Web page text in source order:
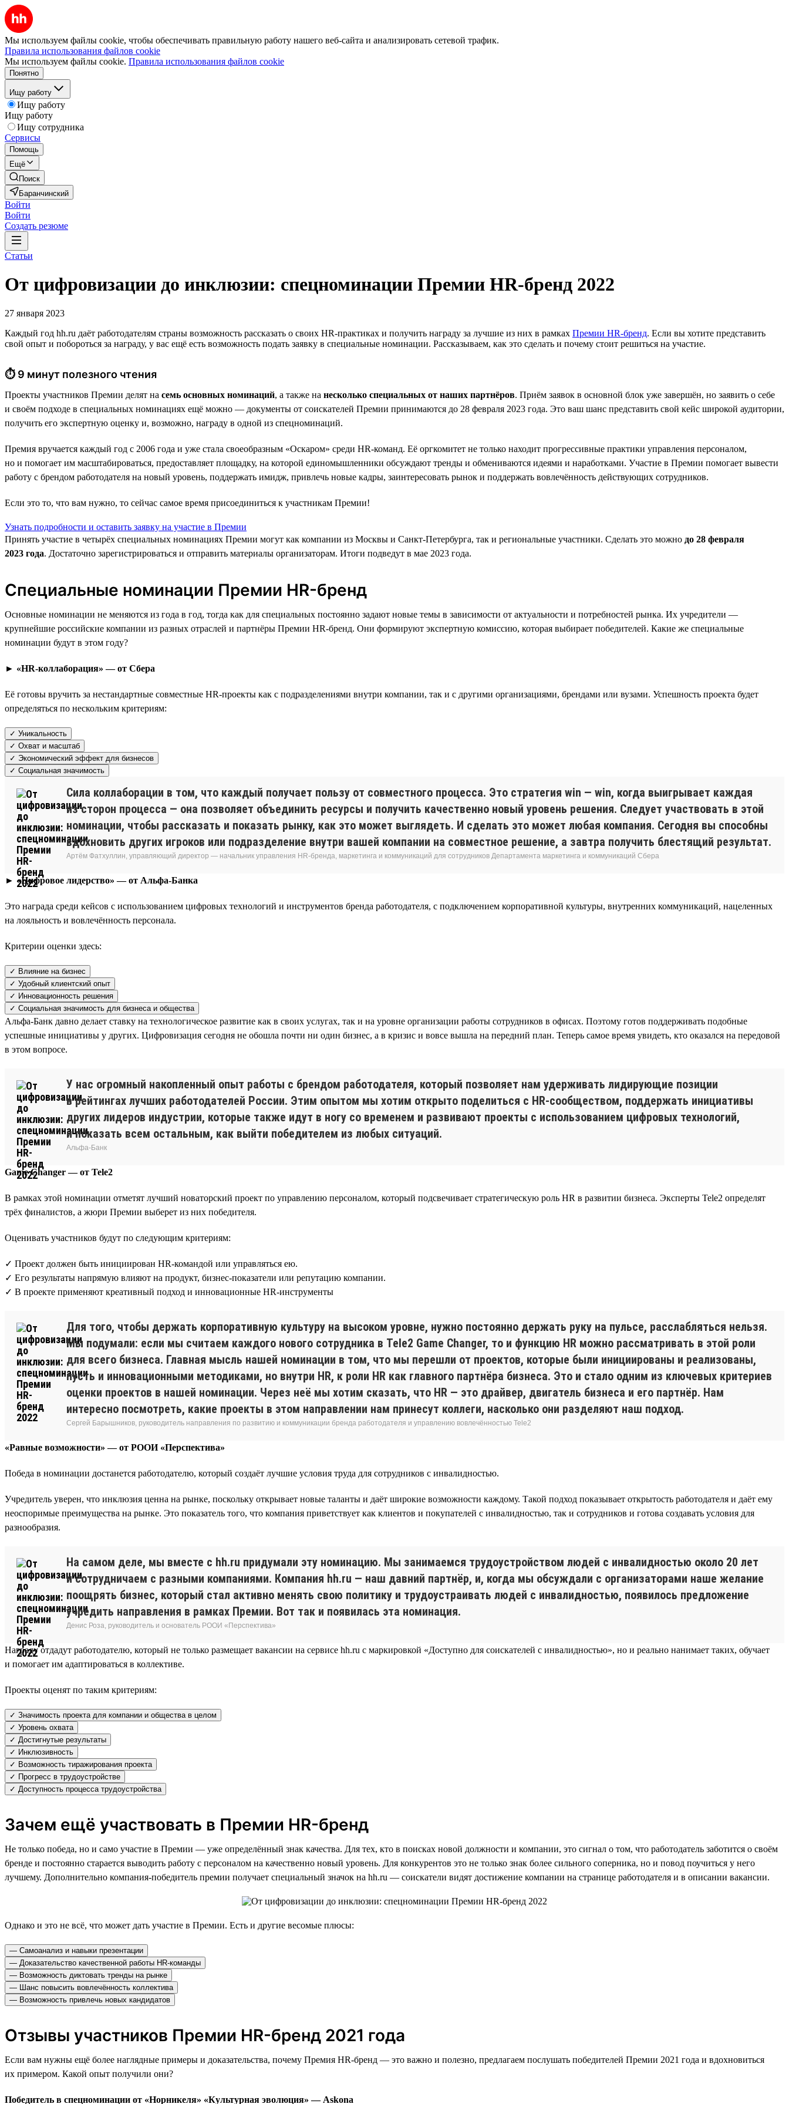
Мы используем файлы cookie, чтобы обеспечивать правильную работу нашего веб-сайта и анализировать сетевой трафик.
Правила использования файлов cookie
Мы используем файлы cookie. Правила использования файлов cookie
Понятно
Ищу работу
Ищу работу
Ищу работу
Ищу сотрудника
Сервисы
Помощь
Ещё
Поиск
Баранчинский
Войти
Войти
Создать резюме
Статьи
От цифровизации до инклюзии: спецноминации Премии HR-бренд 2022
27 января 2023
Каждый год hh.ru даёт работодателям страны возможность рассказать о своих HR-практиках и получить награду за лучшие из них в рамках Премии HR-бренд. Если вы хотите представить
свой опыт и побороться за награду, у вас ещё есть возможность подать заявку в специальные номинации. Рассказываем, как это сделать и почему стоит решиться на участие.
⏱ 9 минут полезного чтения
Проекты участников Премии делят на семь основных номинаций, а также на несколько специальных от наших партнёров. Приём заявок в основной блок уже завершён, но заявить о себе
и своём подходе в специальных номинациях ещё можно — документы от соискателей Премии принимаются до 28 февраля 2023 года. Это ваш шанс представить свой кейс широкой аудитории,
получить его экспертную оценку и, возможно, награду в одной из спецноминаций.
Премия вручается каждый год с 2006 года и уже стала своеобразным «Оскаром» среди HR-команд. Её оргкомитет не только находит прогрессивные практики управления персоналом,
но и помогает им масштабироваться, предоставляет площадку, на которой единомышленники обсуждают тренды и обмениваются идеями и наработками. Участие в Премии помогает вывести
работу с брендом работодателя на новый уровень, поддержать имидж, привлечь новые кадры, заинтересовать рынок и поддержать вовлечённость действующих сотрудников.
Если это то, что вам нужно, то сейчас самое время присоединиться к участникам Премии!
Узнать подробности и оставить заявку на участие в Премии
Принять участие в четырёх специальных номинациях Премии могут как компании из Москвы и Санкт-Петербурга, так и региональные участники. Сделать это можно до 28 февраля
2023 года. Достаточно зарегистрироваться и отправить материалы организаторам. Итоги подведут в мае 2023 года.
Специальные номинации Премии HR-бренд
Основные номинации не меняются из года в год, тогда как для специальных постоянно задают новые темы в зависимости от актуальности и потребностей рынка. Их учредители —
крупнейшие российские компании из разных отраслей и партнёры Премии HR-бренд. Они формируют экспертную комиссию, которая выбирает победителей. Какие же специальные
номинации будут в этом году?
► «HR-коллаборация» — от Сбера
Её готовы вручить за нестандартные совместные HR-проекты как с подразделениями внутри компании, так и с другими организациями, брендами или вузами. Успешность проекта будет
определяться по нескольким критериям:
✓ Уникальность
✓ Охват и масштаб
✓ Экономический эффект для бизнесов
✓ Социальная значимость
Сила коллаборации в том, что каждый получает пользу от совместного процесса. Это стратегия win — win, когда выигрывает каждая
из сторон процесса — она позволяет объединить ресурсы и получить качественно новый уровень решения. Следует участвовать в этой
номинации, чтобы рассказать и показать рынку, как это может выглядеть. И сделать это может любая компания. Сегодня вы способны
вдохновить других игроков или подразделение внутри вашей компании на совместное решение, а завтра получить блестящий результат.
Артём Фатхуллин, управляющий директор — начальник управления HR-бренда, маркетинга и коммуникаций для сотрудников Департамента маркетинга и коммуникаций Сбера
► «Цифровое лидерство» — от Альфа-Банка
Это награда среди кейсов с использованием цифровых технологий и инструментов бренда работодателя, с подключением корпоративной культуры, внутренних коммуникаций, нацеленных
на лояльность и вовлечённость персонала.
Критерии оценки здесь:
✓ Влияние на бизнес
✓ Удобный клиентский опыт
✓ Инновационность решения
✓ Социальная значимость для бизнеса и общества
Альфа-Банк давно делает ставку на технологическое развитие как в своих услугах, так и на уровне организации работы сотрудников в офисах. Поэтому готов поддерживать подобные
успешные инициативы у других. Цифровизация сегодня не обошла почти ни один бизнес, а в кризис и вовсе вышла на передний план. Теперь самое время увидеть, кто оказался на передовой
в этом вопросе.
У нас огромный накопленный опыт работы с брендом работодателя, который позволяет нам удерживать лидирующие позиции
в рейтингах лучших работодателей России. Этим опытом мы хотим открыто поделиться с HR-сообществом, поддержать инициативы
других лидеров индустрии, которые также идут в ногу со временем и развивают проекты с использованием цифровых технологий,
и показать всем остальным, как выйти победителем из любых ситуаций.
Альфа-Банк
Game Changer — от Tele2
В рамках этой номинации отметят лучший новаторский проект по управлению персоналом, который подсвечивает стратегическую роль HR в развитии бизнеса. Эксперты Tele2 определят
трёх финалистов, а жюри Премии выберет из них победителя.
Оценивать участников будут по следующим критериям:
✓ Проект должен быть инициирован HR-командой или управляться ею.
✓ Его результаты напрямую влияют на продукт, бизнес-показатели или репутацию компании.
✓ В проекте применяют креативный подход и инновационные HR-инструменты
Для того, чтобы держать корпоративную культуру на высоком уровне, нужно постоянно держать руку на пульсе, расслабляться нельзя.
Мы подумали: если мы считаем каждого нового сотрудника в Tele2 Game Changer, то и функцию HR можно рассматривать в этой роли
для всего бизнеса. Главная мысль нашей номинации в том, что мы перешли от проектов, которые были инициированы и реализованы,
пусть и инновационными методиками, но внутри HR, к роли HR как главного партнёра бизнеса. Это и стало одним из ключевых критериев
оценки проектов в нашей номинации. Через неё мы хотим сказать, что HR — это драйвер, двигатель бизнеса и его партнёр. Нам
интересно посмотреть, какие проекты в этом направлении нам принесут коллеги, насколько они разделяют наш подход.
Сергей Барышников, руководитель направления по развитию и коммуникации бренда работодателя и управлению вовлечённостью Tele2
«Равные возможности» — от РООИ «Перспектива»
Победа в номинации достанется работодателю, который создаёт лучшие условия труда для сотрудников с инвалидностью.
Учредитель уверен, что инклюзия ценна на рынке, поскольку открывает новые таланты и даёт широкие возможности каждому. Такой подход показывает открытость работодателя и даёт ему
неоспоримые преимущества на рынке. Это показатель того, что компания приветствует как клиентов и покупателей с инвалидностью, так и сотрудников и готова создавать условия для
разнообразия.
На самом деле, мы вместе с hh.ru придумали эту номинацию. Мы занимаемся трудоустройством людей с инвалидностью около 20 лет
и сотрудничаем с разными компаниями. Компания hh.ru — наш давний партнёр, и, когда мы обсуждали с организаторами наше желание
поощрять бизнес, который стал активно менять свою политику и трудоустраивать людей с инвалидностью, появилось предложение
учредить направления в рамках Премии. Вот так и появилась эта номинация.
Денис Роза, руководитель и основатель РООИ «Перспектива»
Награду отдадут работодателю, который не только размещает вакансии на сервисе hh.ru с маркировкой «Доступно для соискателей с инвалидностью», но и реально нанимает таких, обучает
и помогает им адаптироваться в коллективе.
Проекты оценят по таким критериям:
✓ Значимость проекта для компании и общества в целом
✓ Уровень охвата
✓ Достигнутые результаты
✓ Инклюзивность
✓ Возможность тиражирования проекта
✓ Прогресс в трудоустройстве
✓ Доступность процесса трудоустройства
Зачем ещё участвовать в Премии HR-бренд
Не только победа, но и само участие в Премии — уже определённый знак качества. Для тех, кто в поисках новой должности и компании, это сигнал о том, что работодатель заботится о своём
бренде и постоянно старается выводить работу с персоналом на качественно новый уровень. Для конкурентов это не только знак более сильного соперника, но и повод поучиться у него
лучшему. Дополнительно компания-победитель премии получает специальный значок на hh.ru — соискатели видят достижение компании на странице работодателя и в описании вакансии.
Однако и это не всё, что может дать участие в Премии. Есть и другие весомые плюсы:
— Самоанализ и навыки презентации
— Доказательство качественной работы HR-команды
— Возможность диктовать тренды на рынке
— Шанс повысить вовлечённость коллектива
— Возможность привлечь новых кандидатов
Отзывы участников Премии HR-бренд 2021 года
Если вам нужны ещё более наглядные примеры и доказательства, почему Премия HR-бренд — это важно и полезно, предлагаем послушать победителей Премии 2021 года и вдохновиться
их примером. Какой опыт получили они?
Победитель в спецноминации от «Норникеля» «Культурная эволюция» — Askona